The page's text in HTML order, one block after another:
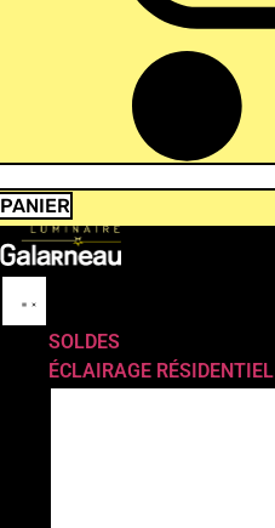
PANIER
SOLDES
ÉCLAIRAGE RÉSIDENTIEL